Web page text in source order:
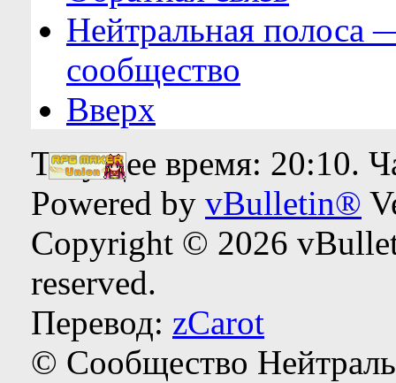
Нейтральная полоса
сообщество
Вверх
Текущее время: 20:10.
Powered by vBulletin®
Copyright © 2026
reserved.
Перевод: zCarot
© Сообщество